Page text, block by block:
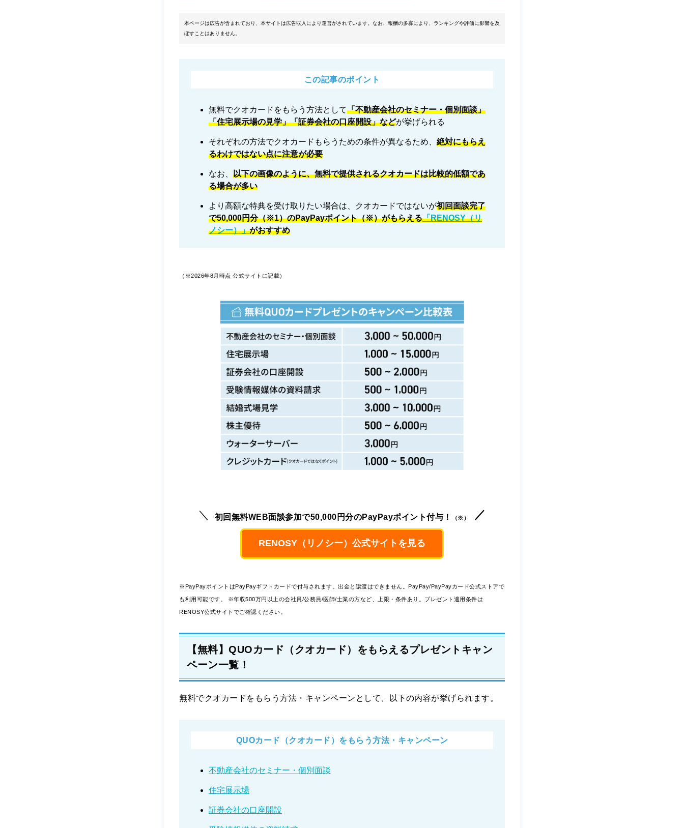
本ページは広告が含まれており、本サイトは広告収入により運営がされています。なお、報酬の多寡により、ランキングや評価に影響を及
ぼすことはありません。
この記事のポイント
無料でクオカードをもらう方法として「不動産会社のセミナー・個別面談」
「住宅展示場の見学」「証券会社の口座開設」などが挙げられる
それぞれの方法でクオカードもらうための条件が異なるため、 絶対にもらえ
るわけではない点に注意が必要
なお、 以下の画像のように、無料で提供されるクオカードは比較的低額であ
る場合が多い
より高額な特典を受け取りたい場合は、クオカードではないが初回面談完了
で50,000円分（※1）のPayPayポイント（※）がもらえる「RENOSY（リ
ノシー）」がおすすめ
（※2026年8月時点 公式サイトに記載）
初回無料WEB面談参加で50,000円分のPayPayポイント付与！ （※）
RENOSY（リノシー）公式サイトを見る
※PayPayポイントはPayPayギフトカードで付与されます。出金と譲渡はできません。PayPay/PayPayカード公式ストアで
も利用可能です。 ※年収500万円以上の会社員/公務員/医師/士業の方など、上限・条件あり。プレゼント適用条件は
RENOSY公式サイトでご確認ください。
【無料】QUOカード（クオカード）をもらえるプレゼントキャン
ペーン一覧！
無料でクオカードをもらう方法・キャンペーンとして、以下の内容が挙げられます。
QUOカード（クオカード）をもらう方法・キャンペーン
不動産会社のセミナー・個別面談
住宅展示場
証券会社の口座開設